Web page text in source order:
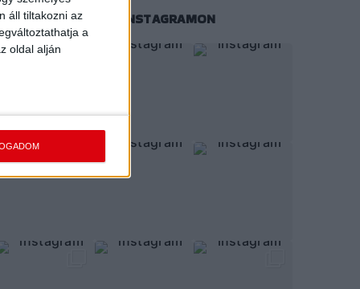
áll tiltakozni az
a
oldal alján
KÖVESS MINKET INSTAGRAMON